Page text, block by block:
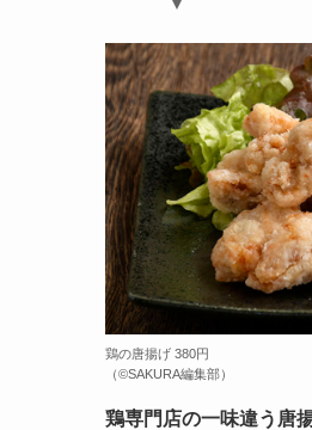
鶏の唐揚げ 380円
（©️SAKURA編集部）
鶏専門店の一味違う唐